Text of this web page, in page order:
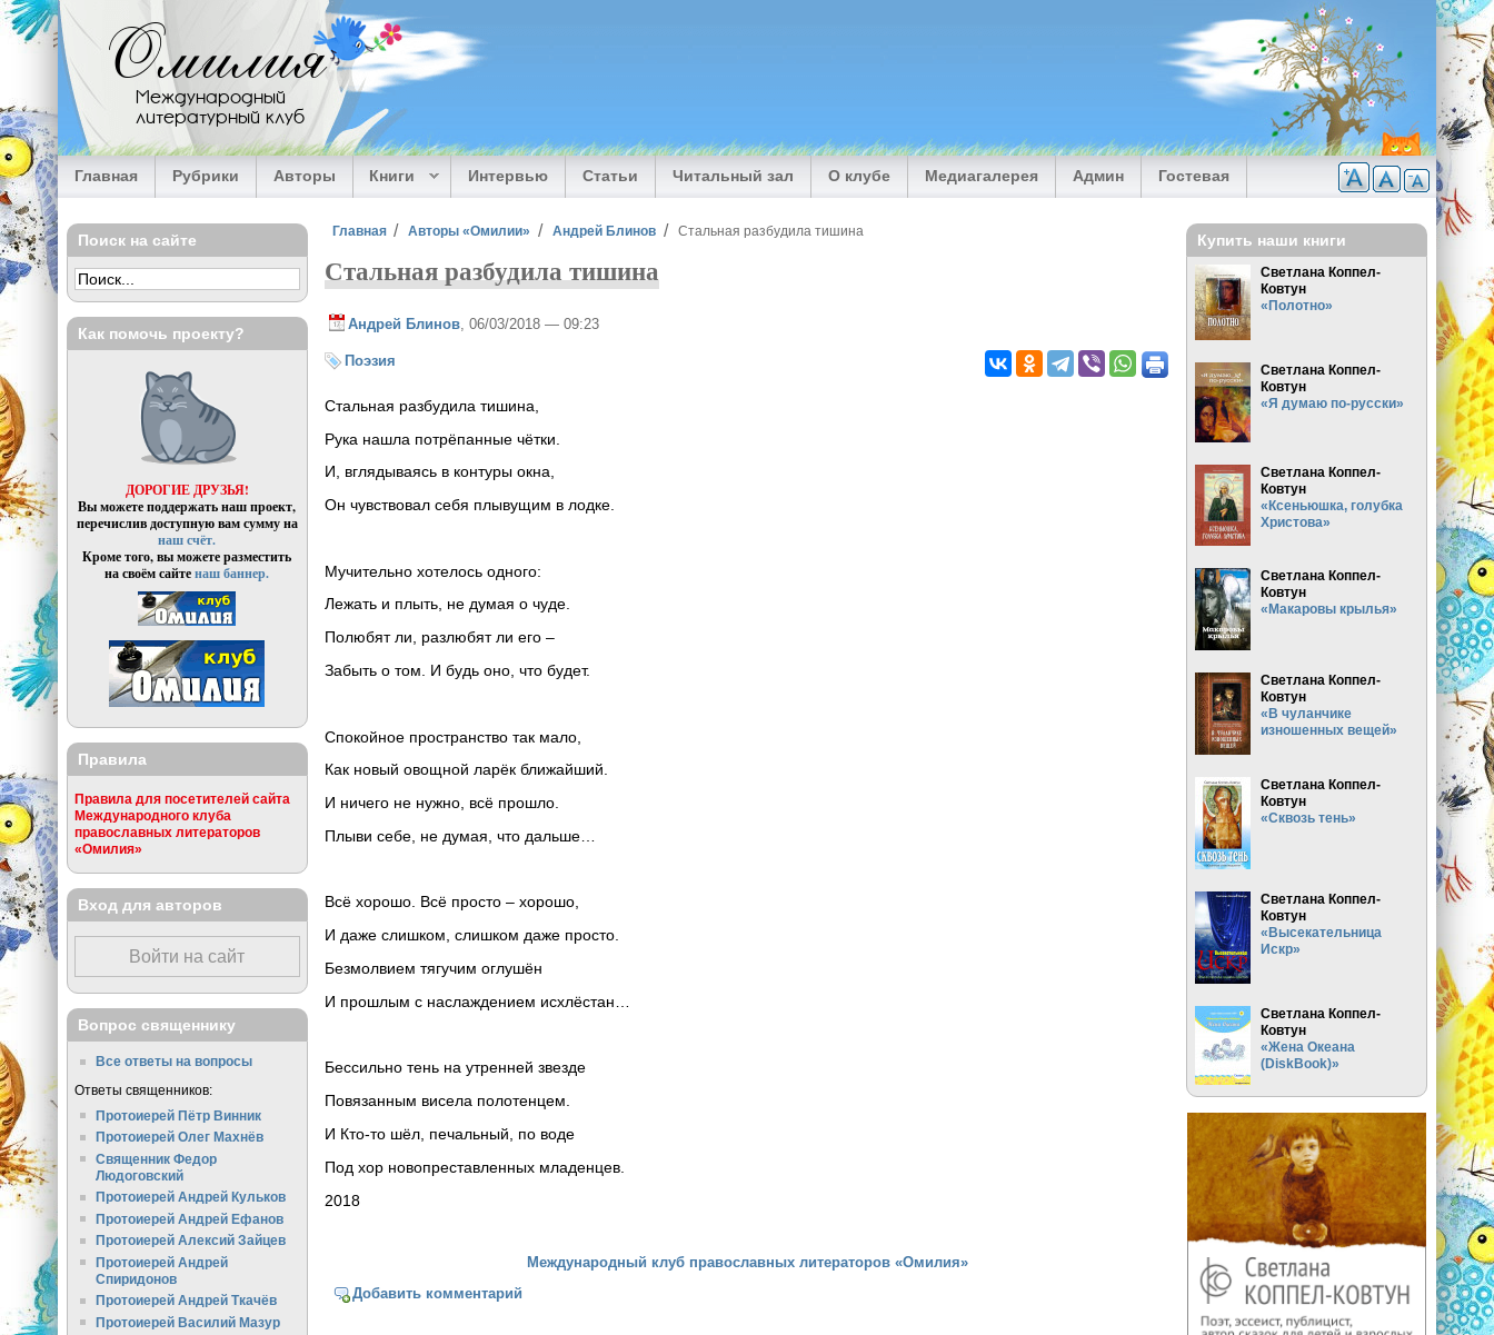
Перейти к основному содержанию
Омилия
Международный
литературный клуб
Главная Рубрики Авторы Книги Интервью Статьи Читальный зал О клубе Медиагалерея Админ Гостевая
Вы здесь
Главная Авторы «Омилии» Андрей Блинов Стальная разбудила тишина
Стальная разбудила тишина
Андрей Блинов , 06/03/2018 — 09:23
Поэзия
Стальная разбудила тишина,
Рука нашла потрёпанные чётки.
И, вглядываясь в контуры окна,
Он чувствовал себя плывущим в лодке.
Мучительно хотелось одного:
Лежать и плыть, не думая о чуде.
Полюбят ли, разлюбят ли его –
Забыть о том. И будь оно, что будет.
Спокойное пространство так мало,
Как новый овощной ларёк ближайший.
И ничего не нужно, всё прошло.
Плыви себе, не думая, что дальше…
Всё хорошо. Всё просто – хорошо,
И даже слишком, слишком даже просто.
Безмолвием тягучим оглушён
И прошлым с наслаждением исхлёстан…
Бессильно тень на утренней звезде
Повязанным висела полотенцем.
И Кто-то шёл, печальный, по воде
Под хор новопреставленных младенцев.
2018
Международный клуб православных литераторов «Омилия»
Добавить комментарий
Поиск на сайте
Как помочь проекту?
ДОРОГИЕ ДРУЗЬЯ!
Вы можете поддержать наш проект,
перечислив доступную вам сумму на
наш счёт.
Кроме того, вы можете разместить
на своём сайтенаш баннер.
Правила
Правила для посетителей сайта
Международного клуба
православных литераторов
«Омилия»
Вход для авторов
Войти на сайт
Вопрос священнику
Все ответы на вопросы
Ответы священников:
Протоиерей Пётр Винник
Протоиерей Олег Махнёв
Священник Федор
Людоговский
Протоиерей Андрей Кульков
Протоиерей Андрей Ефанов
Протоиерей Алексий Зайцев
Протоиерей Андрей
Спиридонов
Протоиерей Андрей Ткачёв
Протоиерей Василий Мазур
Купить наши книги
Светлана Коппел-
Ковтун
«Полотно»
Светлана Коппел-
Ковтун
«Я думаю по-русски»
Светлана Коппел-
Ковтун
«Ксеньюшка, голубка
Христова»
Светлана Коппел-
Ковтун
«Макаровы крылья»
Светлана Коппел-
Ковтун
«В чуланчике
изношенных вещей»
Светлана Коппел-
Ковтун
«Сквозь тень»
Светлана Коппел-
Ковтун
«Высекательница
Искр»
Светлана Коппел-
Ковтун
«Жена Океана
(DiskBook)»